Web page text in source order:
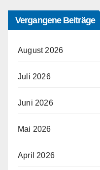
Vergangene Beiträge
August 2026
Juli 2026
Juni 2026
Mai 2026
April 2026